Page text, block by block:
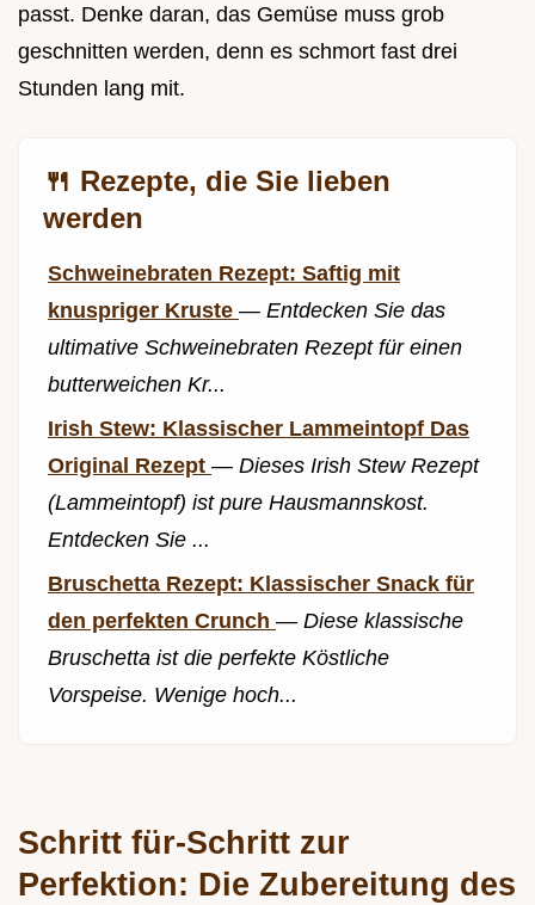
passt. Denke daran, das Gemüse muss grob
geschnitten werden, denn es schmort fast drei
Stunden lang mit.
🍴 Rezepte, die Sie lieben
werden
Schweinebraten Rezept: Saftig mit
knuspriger Kruste — Entdecken Sie das
ultimative Schweinebraten Rezept für einen
butterweichen Kr...
Irish Stew: Klassischer Lammeintopf Das
Original Rezept — Dieses Irish Stew Rezept
(Lammeintopf) ist pure Hausmannskost.
Entdecken Sie ...
Bruschetta Rezept: Klassischer Snack für
den perfekten Crunch — Diese klassische
Bruschetta ist die perfekte Köstliche
Vorspeise. Wenige hoch...
Schritt für-Schritt zur
Perfektion: Die Zubereitung des